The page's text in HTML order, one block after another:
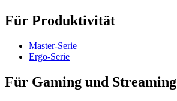
Für Produktivität
Master-Serie
Ergo-Serie
Für Gaming und Streaming